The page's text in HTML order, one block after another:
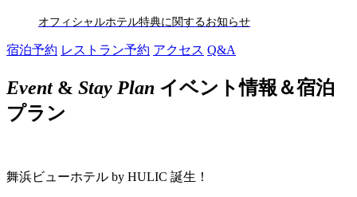
オフィシャルホテル特典に関するお知らせ
宿泊予約 レストラン予約 アクセス Q&A
Event& Stay Plan イベント情報＆宿泊
プラン
舞浜ビューホテル by HULIC 誕生！